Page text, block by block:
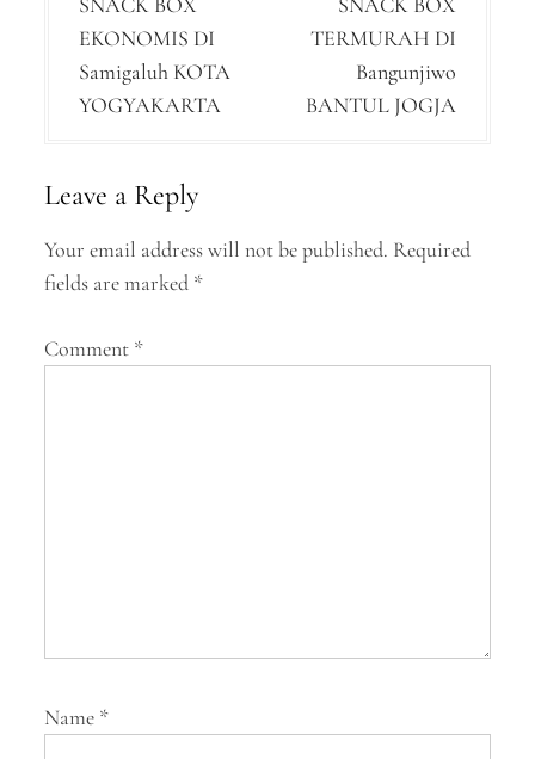
s
t
n
v
g
t
EKONOMIS DI
Samigaluh KOTA
YOGYAKARTA
TERMURAH DI
Bangunjiwo
BANTUL JOGJA
Leave a Reply
Your email address will not be published. Required
fields are marked *
Comment *
Name *